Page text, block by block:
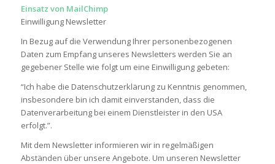
Einsatz von MailChimp
Einwilligung Newsletter
In Bezug auf die Verwendung Ihrer personenbezogenen
Daten zum Empfang unseres Newsletters werden Sie an
gegebener Stelle wie folgt um eine Einwilligung gebeten:
“Ich habe die Datenschutzerklärung zu Kenntnis genommen,
insbesondere bin ich damit einverstanden, dass die
Datenverarbeitung bei einem Dienstleister in den USA
erfolgt.”.
Mit dem Newsletter informieren wir in regelmäßigen
Abständen über unsere Angebote. Um unseren Newsletter